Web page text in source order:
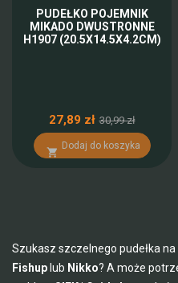
PUDEŁKO POJEMNIK
MIKADO DWUSTRONNE
H1907 (20.5X14.5X4.2CM)
27,89 zł 30,99 zł

Dodaj do koszyka
Szukasz szczelnego pudełka
Fishup lub Nikko? A może